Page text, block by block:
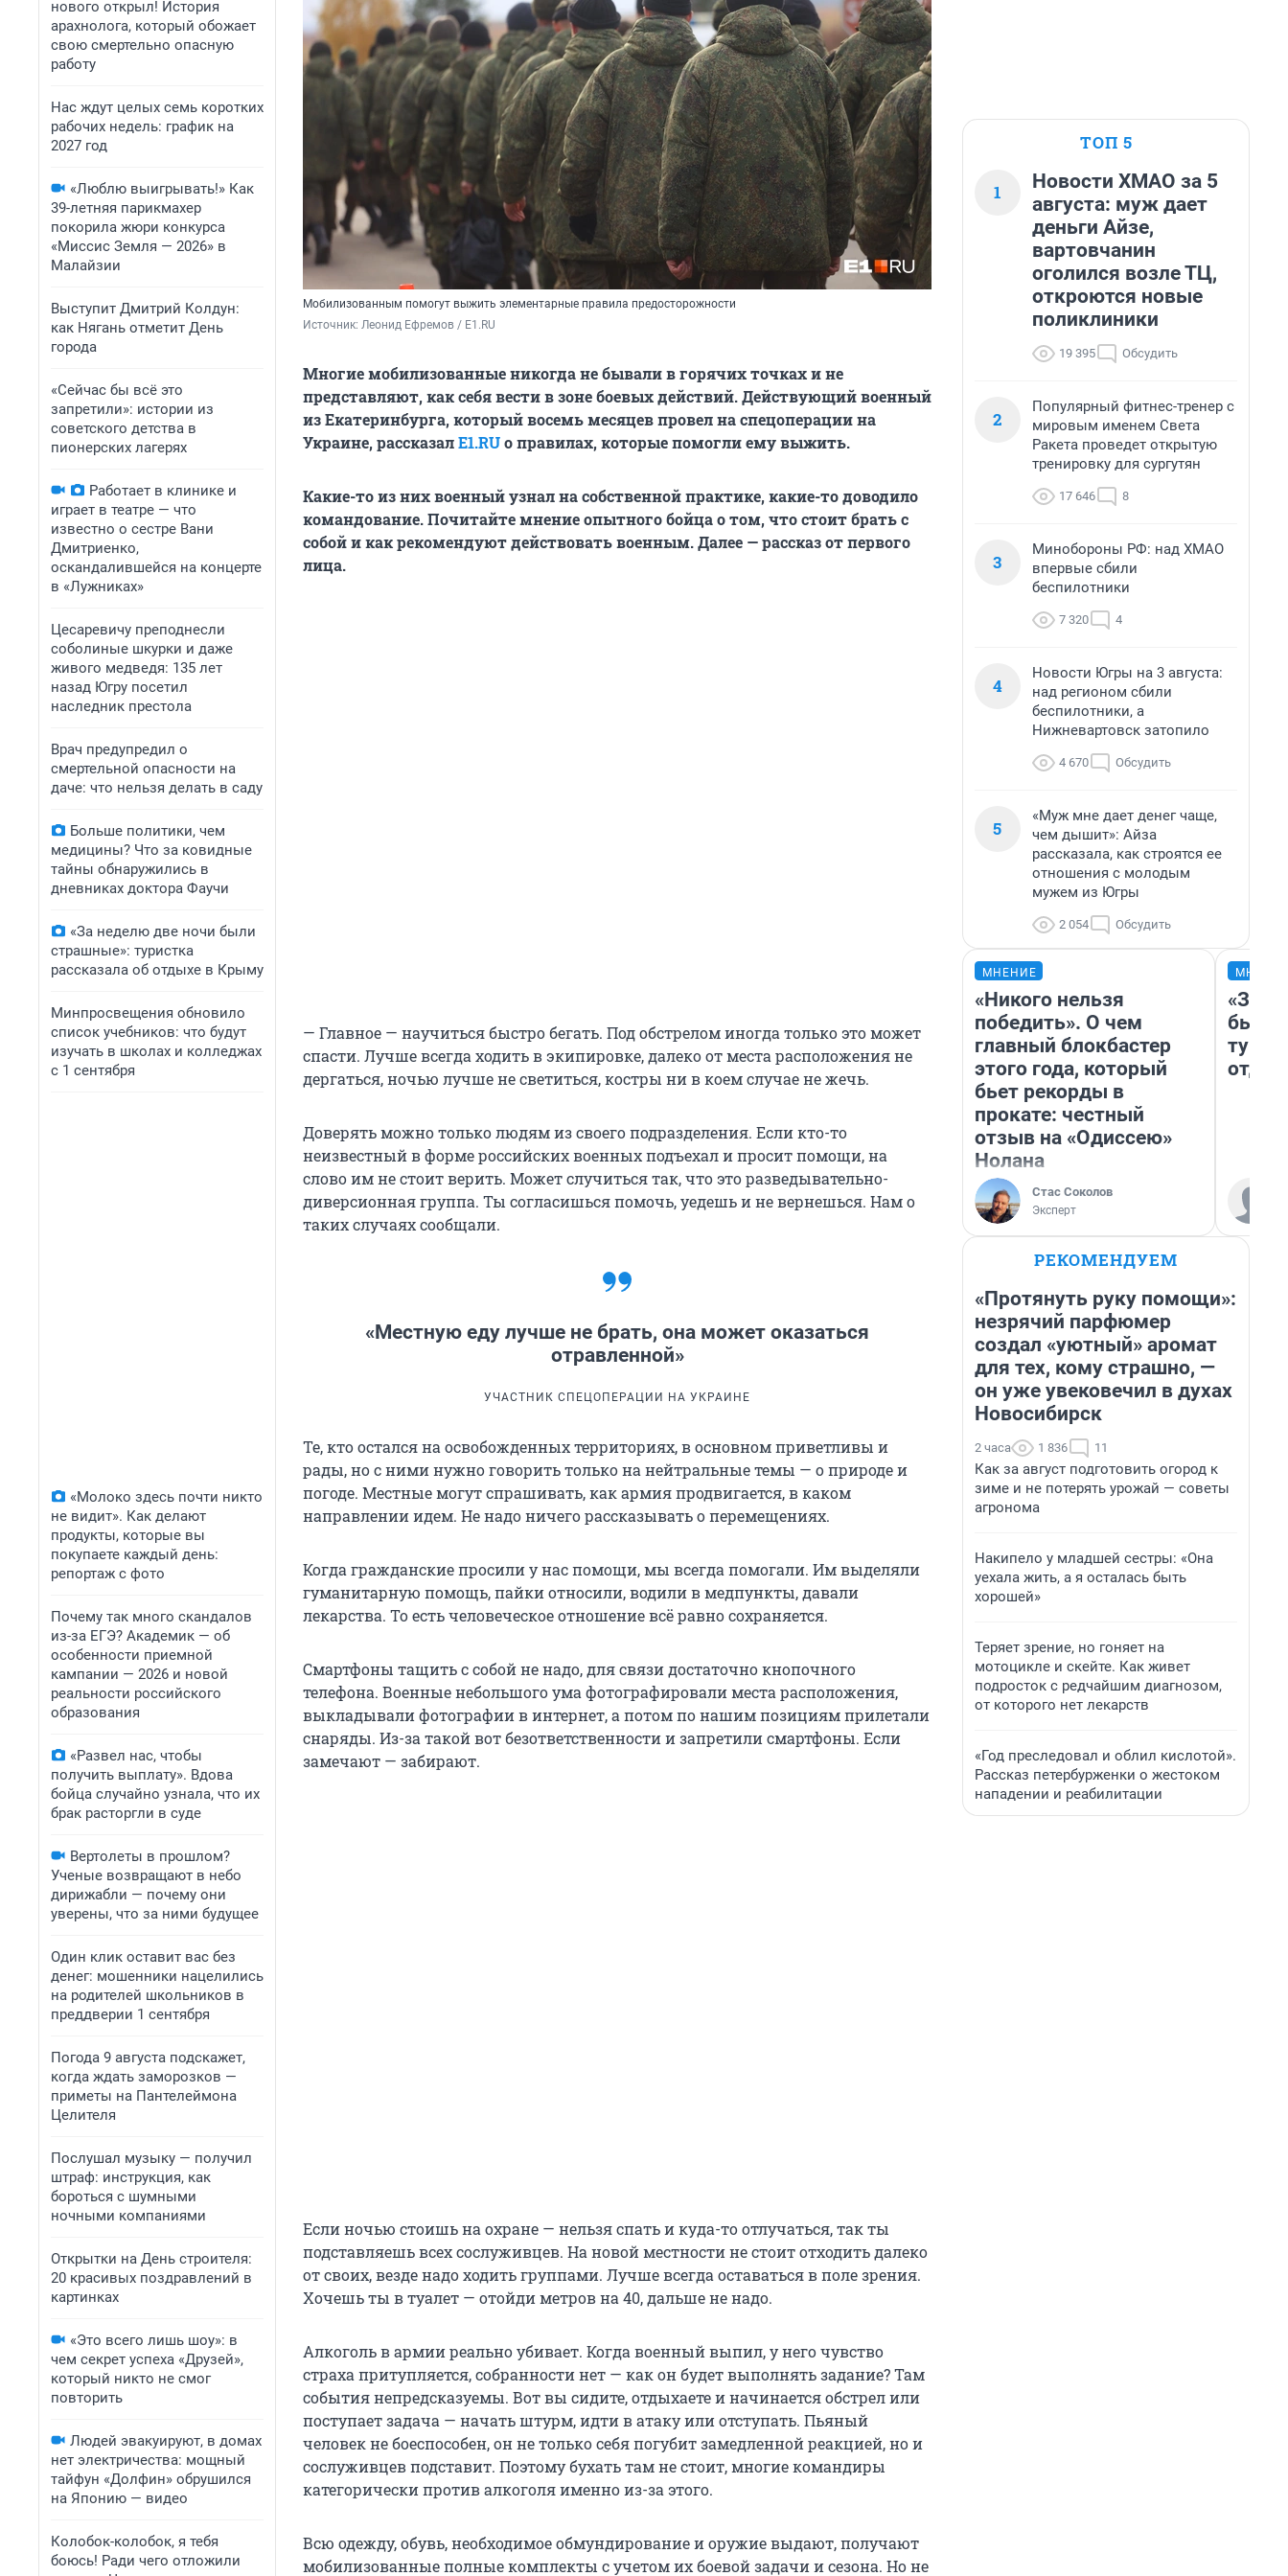
нового открыл! История
арахнолога, который обожает
свою смертельно опасную
работу
Нас ждут целых семь коротких
рабочих недель: график на
2027 год
«Люблю выигрывать!» Как
39-летняя парикмахер
покорила жюри конкурса
«Миссис Земля — 2026» в
Малайзии
Выступит Дмитрий Колдун:
как Нягань отметит День
города
«Сейчас бы всё это
запретили»: истории из
советского детства в
пионерских лагерях
Работает в клинике и
играет в театре — что
известно о сестре Вани
Дмитриенко,
оскандалившейся на концерте
в «Лужниках»
Цесаревичу преподнесли
соболиные шкурки и даже
живого медведя: 135 лет
назад Югру посетил
наследник престола
Врач предупредил о
смертельной опасности на
даче: что нельзя делать в саду
Больше политики, чем
медицины? Что за ковидные
тайны обнаружились в
дневниках доктора Фаучи
«За неделю две ночи были
страшные»: туристка
рассказала об отдыхе в Крыму
Минпросвещения обновило
список учебников: что будут
изучать в школах и колледжах
с 1 сентября
«Молоко здесь почти никто
не видит». Как делают
продукты, которые вы
покупаете каждый день:
репортаж с фото
Почему так много скандалов
из-за ЕГЭ? Академик — об
особенности приемной
кампании — 2026 и новой
реальности российского
образования
«Развел нас, чтобы
получить выплату». Вдова
бойца случайно узнала, что их
брак расторгли в суде
Вертолеты в прошлом?
Ученые возвращают в небо
дирижабли — почему они
уверены, что за ними будущее
Один клик оставит вас без
денег: мошенники нацелились
на родителей школьников в
преддверии 1 сентября
Погода 9 августа подскажет,
когда ждать заморозков —
приметы на Пантелеймона
Целителя
Послушал музыку — получил
штраф: инструкция, как
бороться с шумными
ночными компаниями
Открытки на День строителя:
20 красивых поздравлений в
картинках
«Это всего лишь шоу»: в
чем секрет успеха «Друзей»,
который никто не смог
повторить
Людей эвакуируют, в домах
нет электричества: мощный
тайфун «Долфин» обрушился
на Японию — видео
Колобок-колобок, я тебя
боюсь! Ради чего отложили
Мобилизованным помогут выжить элементарные правила предосторожности
Источник: Леонид Ефремов / E1.RU
Многие мобилизованные никогда не бывали в горячих точках и не
представляют, как себя вести в зоне боевых действий. Действующий военный
из Екатеринбурга, который восемь месяцев провел на спецоперации на
Украине, рассказалE1.RUо правилах, которые помогли ему выжить.
Какие-то из них военный узнал на собственной практике, какие-то доводило
командование. Почитайте мнение опытного бойца о том, что стоит брать с
собой и как рекомендуют действовать военным. Далее — рассказ от первого
лица.
— Главное — научиться быстро бегать. Под обстрелом иногда только это может
спасти. Лучше всегда ходить в экипировке, далеко от места расположения не
дергаться, ночью лучше не светиться, костры ни в коем случае не жечь.
Доверять можно только людям из своего подразделения. Если кто-то
неизвестный в форме российских военных подъехал и просит помощи, на
слово им не стоит верить. Может случиться так, что это разведывательно-
диверсионная группа. Ты согласишься помочь, уедешь и не вернешься. Нам о
таких случаях сообщали.
«Местную еду лучше не брать, она может оказаться
отравленной»
УЧАСТНИК СПЕЦОПЕРАЦИИ НА УКРАИНЕ
Те, кто остался на освобожденных территориях, в основном приветливы и
рады, но с ними нужно говорить только на нейтральные темы — о природе и
погоде. Местные могут спрашивать, как армия продвигается, в каком
направлении идем. Не надо ничего рассказывать о перемещениях.
Когда гражданские просили у нас помощи, мы всегда помогали. Им выделяли
гуманитарную помощь, пайки относили, водили в медпункты, давали
лекарства. То есть человеческое отношение всё равно сохраняется.
Смартфоны тащить с собой не надо, для связи достаточно кнопочного
телефона. Военные небольшого ума фотографировали места расположения,
выкладывали фотографии в интернет, а потом по нашим позициям прилетали
снаряды. Из-за такой вот безответственности и запретили смартфоны. Если
замечают — забирают.
Если ночью стоишь на охране — нельзя спать и куда-то отлучаться, так ты
подставляешь всех сослуживцев. На новой местности не стоит отходить далеко
от своих, везде надо ходить группами. Лучше всегда оставаться в поле зрения.
Хочешь ты в туалет — отойди метров на 40, дальше не надо.
Алкоголь в армии реально убивает. Когда военный выпил, у него чувство
страха притупляется, собранности нет — как он будет выполнять задание? Там
события непредсказуемы. Вот вы сидите, отдыхаете и начинается обстрел или
поступает задача — начать штурм, идти в атаку или отступать. Пьяный
человек не боеспособен, он не только себя погубит замедленной реакцией, но и
сослуживцев подставит. Поэтому бухать там не стоит, многие командиры
категорически против алкоголя именно из-за этого.
Всю одежду, обувь, необходимое обмундирование и оружие выдают, получают
мобилизованные полные комплекты с учетом их боевой задачи и сезона. Но не
ТОП 5
1
Новости ХМАО за 5
августа: муж дает
деньги Айзе,
вартовчанин
оголился возле ТЦ,
откроются новые
поликлиники
19 395 Обсудить
2
Популярный фитнес-тренер с
мировым именем Света
Ракета проведет открытую
тренировку для сургутян
17 646 8
3
Минобороны РФ: над ХМАО
впервые сбили
беспилотники
7 320 4
4
Новости Югры на 3 августа:
над регионом сбили
беспилотники, а
Нижневартовск затопило
4 670 Обсудить
5
«Муж мне дает денег чаще,
чем дышит»: Айза
рассказала, как строятся ее
отношения с молодым
мужем из Югры
2 054 Обсудить
МНЕНИЕ
«Никого нельзя
победить». О чем
главный блокбастер
этого года, который
бьет рекорды в
прокате: честный
отзыв на «Одиссею»
Нолана
Стас Соколов
Эксперт
«За
были
РЕКОМЕНДУЕМ
«Протянуть руку помощи»:
незрячий парфюмер
создал «уютный» аромат
для тех, кому страшно, —
он уже увековечил в духах
Новосибирск
2 часа 1 836 11
Как за август подготовить огород к
зиме и не потерять урожай — советы
агронома
Накипело у младшей сестры: «Она
уехала жить, а я осталась быть
хорошей»
Теряет зрение, но гоняет на
мотоцикле и скейте. Как живет
подросток с редчайшим диагнозом,
от которого нет лекарств
«Год преследовал и облил кислотой».
Рассказ петербурженки о жестоком
нападении и реабилитации